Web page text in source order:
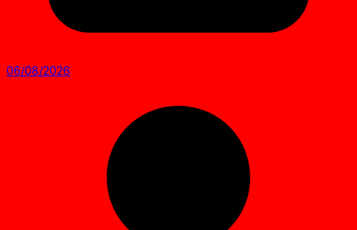
06/08/2026